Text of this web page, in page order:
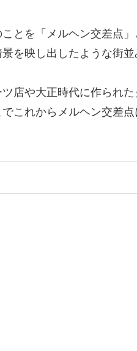
とを「メルヘン交差点
を映し出したような街
店や大正時代に作られ
これからメルヘン交差